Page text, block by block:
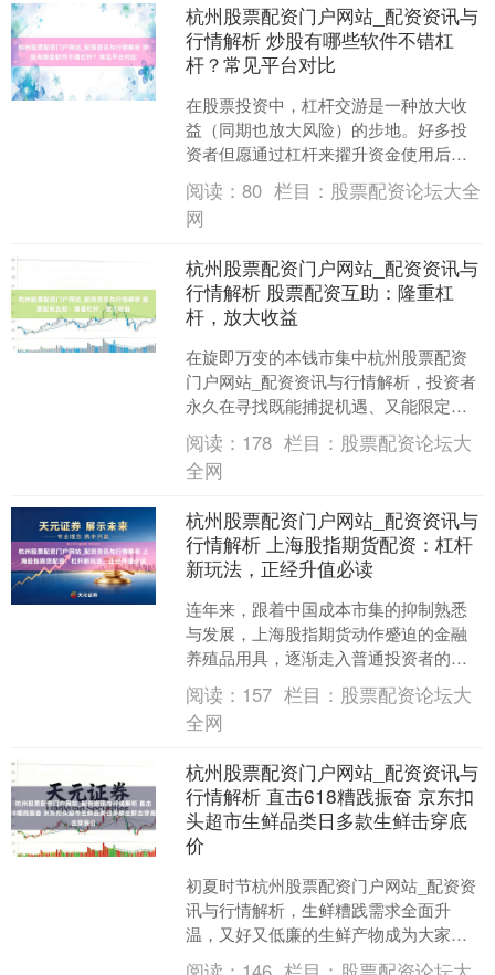
杭州股票配资门户网站_配资资讯与
行情解析 炒股有哪些软件不错杠
杆？常见平台对比
在股票投资中，杠杆交游是一种放大收
益（同期也放大风险）的步地。好多投
资者但愿通过杠杆来擢升资金使用后
果，因此了解哪些炒股软件相沿杠杆功
能，以及不同平台之间的分辩....
阅读：80 栏目： 股票配资论坛大全
网
杭州股票配资门户网站_配资资讯与
行情解析 股票配资互助：隆重杠
杆，放大收益
在旋即万变的本钱市集中杭州股票配资
门户网站_配资资讯与行情解析，投资者
永久在寻找既能捕捉机遇、又能限定风
险的有用器具。股票配资互助，行为一
种锻练的金融杠杆管事，....
阅读： 178 栏目： 股票配资论坛大
全网
杭州股票配资门户网站_配资资讯与
行情解析 上海股指期货配资：杠杆
新玩法，正经升值必读
连年来，跟着中国成本市集的抑制熟悉
与发展，上海股指期货动作蹙迫的金融
养殖品用具，逐渐走入普通投资者的视
线。而“配资”这一操作阵势，更是为投资
者掀开了通往更高收益....
阅读： 157 栏目： 股票配资论坛大
全网
杭州股票配资门户网站_配资资讯与
行情解析 直击618糟践振奋 京东扣
头超市生鲜品类日多款生鲜击穿底
价
初夏时节杭州股票配资门户网站_配资资
讯与行情解析，生鲜糟践需求全面升
温，又好又低廉的生鲜产物成为大家糟
践首选。为餍足家庭闲居刚需与时令尝